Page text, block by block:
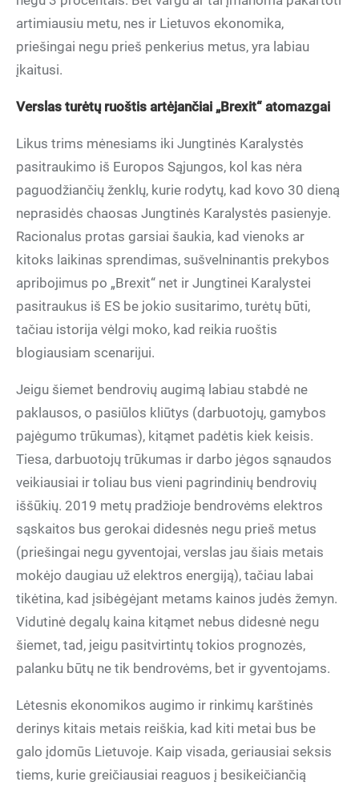
artimiausiu metu, nes ir Lietuvos ekonomika,
priešingai negu prieš penkerius metus, yra labiau
įkaitusi.
Verslas turėtų ruoštis artėjančiai „Brexit“ atomazgai
Likus trims mėnesiams iki Jungtinės Karalystės
pasitraukimo iš Europos Sąjungos, kol kas nėra
paguodžiančių ženklų, kurie rodytų, kad kovo 30 dieną
neprasidės chaosas Jungtinės Karalystės pasienyje.
Racionalus protas garsiai šaukia, kad vienoks ar
kitoks laikinas sprendimas, sušvelninantis prekybos
apribojimus po „Brexit“ net ir Jungtinei Karalystei
pasitraukus iš ES be jokio susitarimo, turėtų būti,
tačiau istorija vėlgi moko, kad reikia ruoštis
blogiausiam scenarijui.
Jeigu šiemet bendrovių augimą labiau stabdė ne
paklausos, o pasiūlos kliūtys (darbuotojų, gamybos
pajėgumo trūkumas), kitąmet padėtis kiek keisis.
Tiesa, darbuotojų trūkumas ir darbo jėgos sąnaudos
veikiausiai ir toliau bus vieni pagrindinių bendrovių
iššūkių. 2019 metų pradžioje bendrovėms elektros
sąskaitos bus gerokai didesnės negu prieš metus
(priešingai negu gyventojai, verslas jau šiais metais
mokėjo daugiau už elektros energiją), tačiau labai
tikėtina, kad įsibėgėjant metams kainos judės žemyn.
Vidutinė degalų kaina kitąmet nebus didesnė negu
šiemet, tad, jeigu pasitvirtintų tokios prognozės,
palanku būtų ne tik bendrovėms, bet ir gyventojams.
Lėtesnis ekonomikos augimo ir rinkimų karštinės
derinys kitais metais reiškia, kad kiti metai bus be
galo įdomūs Lietuvoje. Kaip visada, geriausiai seksis
tiems, kurie greičiausiai reaguos į besikeičiančią